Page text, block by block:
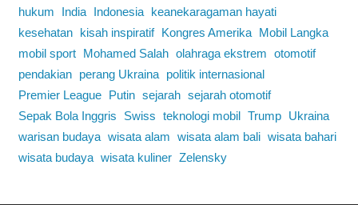
hukum
India Indonesia
keanekaragaman hayati
kesehatan
kisah inspiratif Kongres Amerika
Mobil Langka
mobil sport
Mohamed Salah olahraga ekstrem otomotif
pendakian
perang Ukraina
politik internasional
Premier League
Putin sejarah sejarah otomotif
Sepak Bola Inggris
Swiss teknologi mobil Trump
Ukraina
warisan budaya wisata alam wisata alam bali wisata bahari
wisata budaya wisata kuliner Zelensky